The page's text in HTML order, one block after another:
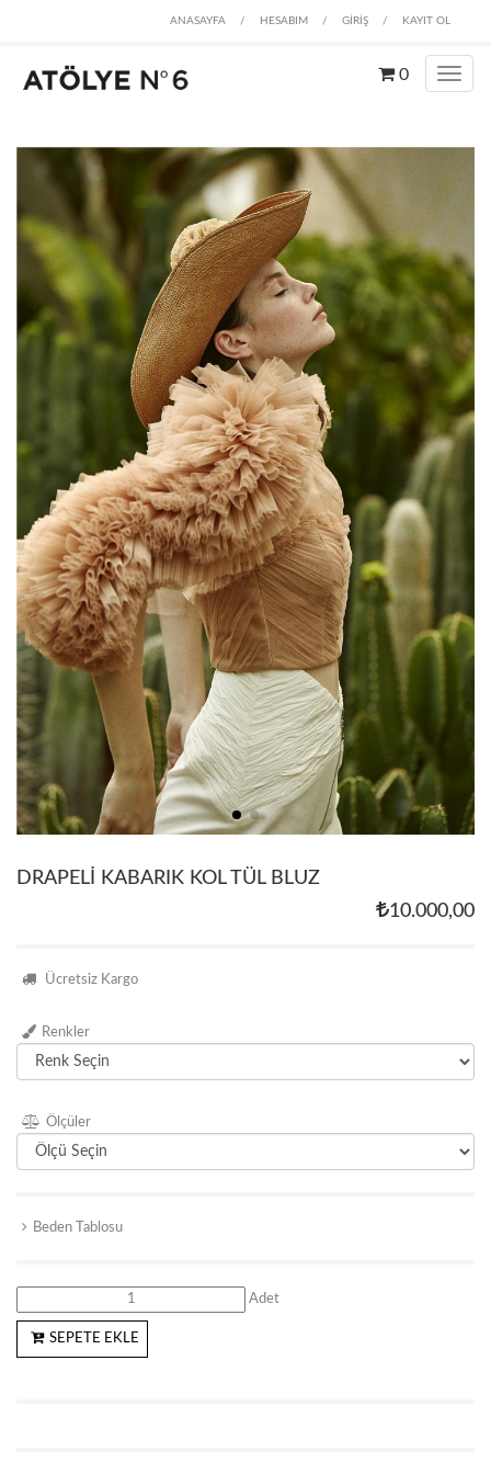
ANASAYFA / HESABIM / GİRİŞ / KAYIT OL
0
DRAPELİ KABARIK KOL TÜL BLUZ
10.000,00
Ücretsiz Kargo
Renkler
Ölçüler
Beden Tablosu
Adet
SEPETE EKLE